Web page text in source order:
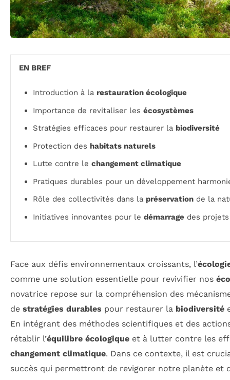
EN BREF
Introduction à la restauration écologique
Importance de revitaliser les écosystèmes
Stratégies efficaces pour restaurer la biodiversité
Protection des habitats naturels
Lutte contre le changement climatique
Pratiques durables pour un développement
Rôle des collectivités dans la préservation de la
Initiatives innovantes pour le démarrage des
Face aux défis environnementaux croissants, l’
comme une solution essentielle pour revivifier nos
novatrice repose sur la compréhension des
de stratégies durables pour restaurer la biodiversité
En intégrant des méthodes scientifiques et des
rétablir l’équilibre écologique et à lutter contre les
changement climatique. Dans ce contexte, il est
succès qui permettront de revigorer notre planète et